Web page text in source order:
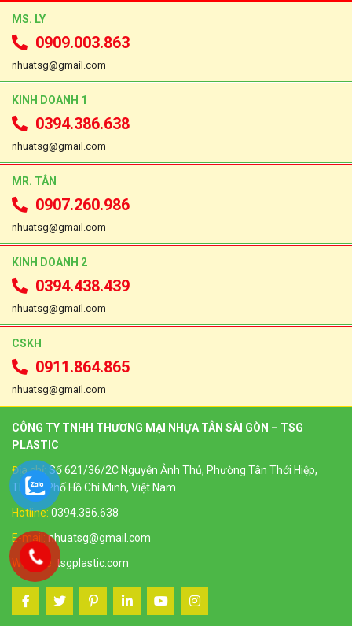
MS. LY
0909.003.863
nhuatsg@gmail.com
KINH DOANH 1
0394.386.638
nhuatsg@gmail.com
MR. TÂN
0907.260.986
nhuatsg@gmail.com
KINH DOANH 2
0394.438.439
nhuatsg@gmail.com
CSKH
0911.864.865
nhuatsg@gmail.com
CÔNG TY TNHH THƯƠNG MẠI NHỰA TÂN SÀI GÒN – TSG
PLASTIC
Địa chỉ: Số 621/36/2C Nguyễn Ảnh Thủ, Phường Tân Thới Hiệp,
Thành Phố Hồ Chí Minh, Việt Nam
Hotline: 0394.386.638
E-mail: nhuatsg@gmail.com
Website: tsgplastic.com